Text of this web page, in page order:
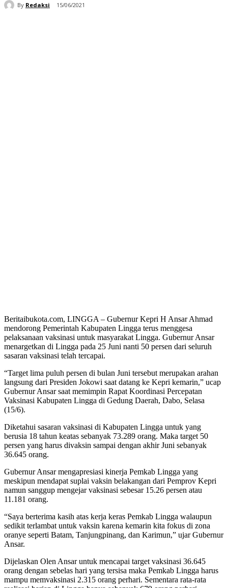
By Redaksi 15/06/2021
Beritaibukota.com, LINGGA – Gubernur Kepri H Ansar Ahmad
mendorong Pemerintah Kabupaten Lingga terus menggesa
pelaksanaan vaksinasi untuk masyarakat Lingga. Gubernur Ansar
menargetkan di Lingga pada 25 Juni nanti 50 persen dari seluruh
sasaran vaksinasi telah tercapai.
“Target lima puluh persen di bulan Juni tersebut merupakan arahan
langsung dari Presiden Jokowi saat datang ke Kepri kemarin,” ucap
Gubernur Ansar saat memimpin Rapat Koordinasi Percepatan
Vaksinasi Kabupaten Lingga di Gedung Daerah, Dabo, Selasa
(15/6).
Diketahui sasaran vaksinasi di Kabupaten Lingga untuk yang
berusia 18 tahun keatas sebanyak 73.289 orang. Maka target 50
persen yang harus divaksin sampai dengan akhir Juni sebanyak
36.645 orang.
Gubernur Ansar mengapresiasi kinerja Pemkab Lingga yang
meskipun mendapat suplai vaksin belakangan dari Pemprov Kepri
namun sanggup mengejar vaksinasi sebesar 15.26 persen atau
11.181 orang.
“Saya berterima kasih atas kerja keras Pemkab Lingga walaupun
sedikit terlambat untuk vaksin karena kemarin kita fokus di zona
oranye seperti Batam, Tanjungpinang, dan Karimun,” ujar Gubernur
Ansar.
Dijelaskan Olen Ansar untuk mencapai target vaksinasi 36.645
orang dengan sebelas hari yang tersisa maka Pemkab Lingga harus
mampu memvaksinasi 2.315 orang perhari. Sementara rata-rata